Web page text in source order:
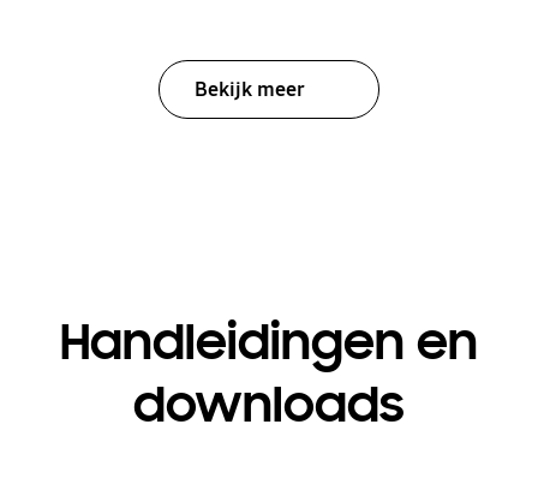
Bekijk meer
Handleidingen en
downloads